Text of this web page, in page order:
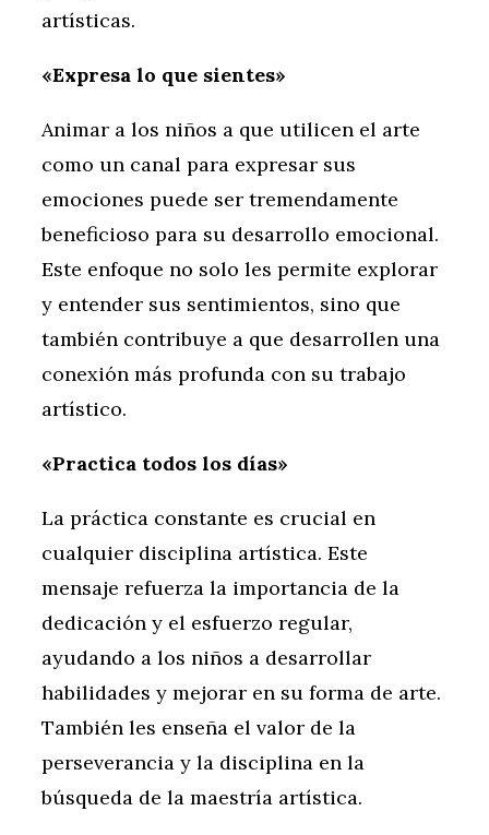
artísticas.
«Expresa lo que sientes»
Animar a los niños a que utilicen el arte
como un canal para expresar sus
emociones puede ser tremendamente
beneficioso para su desarrollo emocional.
Este enfoque no solo les permite explorar
y entender sus sentimientos, sino que
también contribuye a que desarrollen una
conexión más profunda con su trabajo
artístico.
«Practica todos los días»
La práctica constante es crucial en
cualquier disciplina artística. Este
mensaje refuerza la importancia de la
dedicación y el esfuerzo regular,
ayudando a los niños a desarrollar
habilidades y mejorar en su forma de arte.
También les enseña el valor de la
perseverancia y la disciplina en la
búsqueda de la maestría artística.